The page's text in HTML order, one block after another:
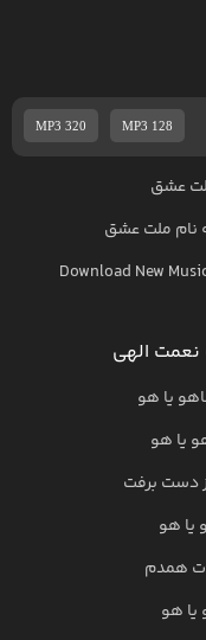
MP3 320 MP3 128
عشق
نام ملت عشق
Download New
الهی
یا هو
یا هو
دست برفت
یا هو
همدم
یا هو